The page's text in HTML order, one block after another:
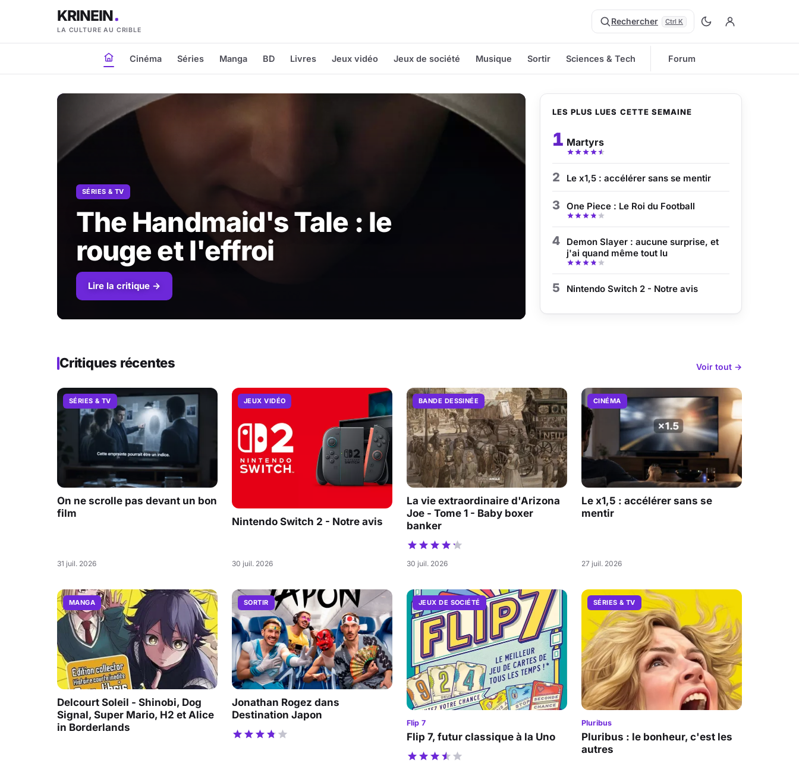
KRINEIN
LA CULTURE AU CRIBLE
Rechercher Ctrl K
Cinéma Séries Manga BD Livres Jeux vidéo Jeux de société Musique Sortir Sciences & Tech Forum
SÉRIES & TV
The Handmaid's Tale : le
rouge et l'effroi
Lire la critique →
LES PLUS LUES CETTE SEMAINE
1 Martyrs
2 Le x1,5 : accélérer sans se mentir
3 One Piece : Le Roi du Football
4
Demon Slayer : aucune surprise, et
j'ai quand même tout lu
5 Nintendo Switch 2 - Notre avis
Critiques récentes Voir tout →
SÉRIES & TV
On ne scrolle pas devant un bon
film
31 juil. 2026
JEUX VIDÉO
Nintendo Switch 2 - Notre avis
30 juil. 2026
BANDE DESSINÉE
La vie extraordinaire d'Arizona
Joe - Tome 1 - Baby boxer
banker
30 juil. 2026
CINÉMA
Le x1,5 : accélérer sans se
mentir
27 juil. 2026
MANGA
Delcourt Soleil - Shinobi, Dog
Signal, Super Mario, H2 et Alice
in Borderlands
SORTIR
Jonathan Rogez dans
Destination Japon
JEUX DE SOCIÉTÉ
Flip 7
Flip 7, futur classique à la Uno
SÉRIES & TV
Pluribus
Pluribus : le bonheur, c'est les
autres